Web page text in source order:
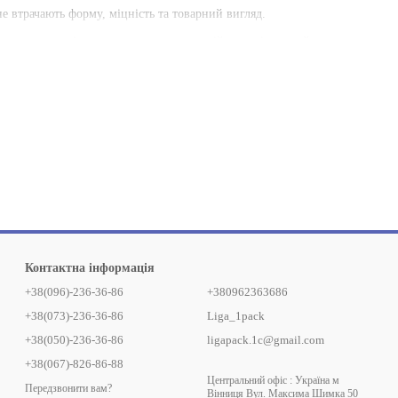
втрачають форму, міцність та товарний вигляд.
посуду.
чудову термоізоляцію, перетворюючи звичайне паперове міні-
Контактна інформація
+38(096)-236-36-86
+38(073)-236-36-86
+38(050)-236-36-86
+38(067)-826-86-88
Передзвонити вам?
+380962363686
Liga_1pack
ligapack.1c@gmail.com
Центральний офіс : Україна м
Вінниця Вул. Максима Шимка 50